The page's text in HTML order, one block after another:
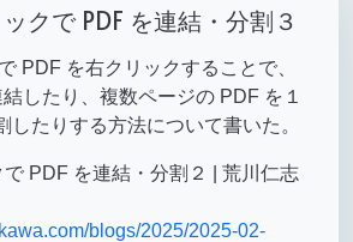
クで PDF を連結・分割３
PDF を右クリックすることで、
したり、複数ページの PDF を１
したりする方法について書いた。
で PDF を連結・分割２ | 荒川仁志
blogs/2025/2025-02-